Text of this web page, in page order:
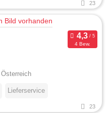
23
4 Bew.
Lieferservice
23